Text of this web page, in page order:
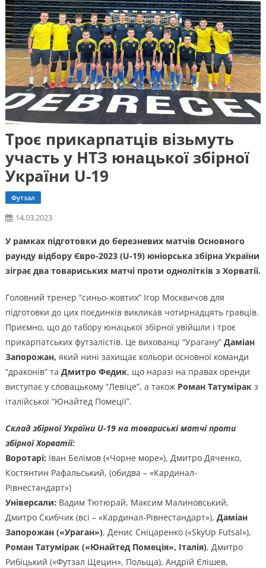
Троє прикарпатців візьмуть
участь у НТЗ юнацької збірної
України U-19
Футзал
14.03.2023
У рамках підготовки до березневих матчів Основного
раунду відбору Євро-2023 (U-19) юніорська збірна України
зіграє два товариських матчі проти однолітків з Хорватії.
Головний тренер “синьо-жовтих” Ігор Москвичов для
підготовки до цих поєдинків викликав чотирнадцять гравців.
Приємно, що до табору юнацької збірної увійшли і троє
прикарпатських футзалістів. Це вихованці “Урагану”Даміан
Запорожан, який нині захищає кольори основної команди
“драконів” та Дмитро Федик, що наразі на правах оренди
виступає у словацькому “Левіце”, а також Роман Татумірак з
італійської “Юнайтед Помеції”.
Склад збірної України U-19 на товариські матчі проти
збірної Хорватії:
Воротарі: Іван Белімов («Чорне море»), Дмитро Дяченко,
Костянтин Рафальський, (обидва – «Кардинал-
Рівнестандарт»)
Універсали: Вадим Тютюрай, Максим Малиновський,
Дмитро Скибчик (всі – «Кардинал-Рівнестандарт»), Даміан
Запорожан («Ураган»), Денис Сніцаренко («SkyUp Futsal»),
Роман Татумірак («Юнайтед Помеція», Італія), Дмитро
Рибіцький («Футзал Щецин», Польща), Андрій Єлішев,